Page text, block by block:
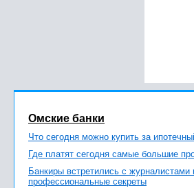
Омские банки
Что сегодня можно купить за
Где платят сегодня самые большие
Банкиры встретились с журналистами
профессиональные секреты